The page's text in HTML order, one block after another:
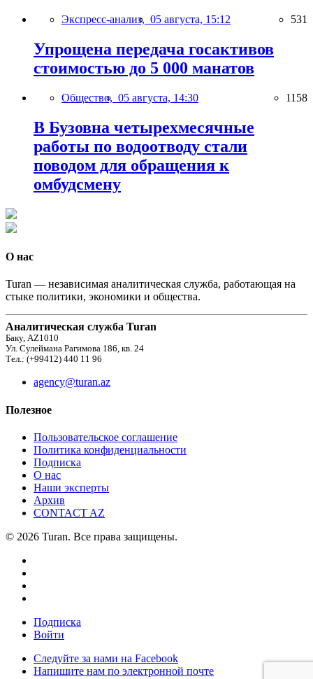
Экспресс-анализ, 05 августа, 15:12 531
Упрощена передача госактивов
стоимостью до 5 000 манатов
Общество, 05 августа, 14:30 1158
В Бузовна четырехмесячные
работы по водоотводу стали
поводом для обращения к
омбудсмену
О нас
Turan — независимая аналитическая служба, работающая на
стыке политики, экономики и общества.
Аналитическая служба Turan
Баку, AZ1010
Ул. Сулеймана Рагимова 186, кв. 24
Тел.: (+99412) 440 11 96
agency@turan.az
Полезное
Пользовательское соглашение
Политика конфиденциальности
Подписка
О нас
Наши эксперты
Архив
CONTACT AZ
© 2026 Turan. Все права защищены.
Подписка
Войти
Следуйте за нами на Facebook
Напишите нам по электронной почте